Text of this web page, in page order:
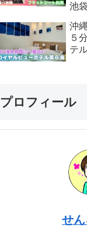
池
沖
５
テ
プロフィール
せ